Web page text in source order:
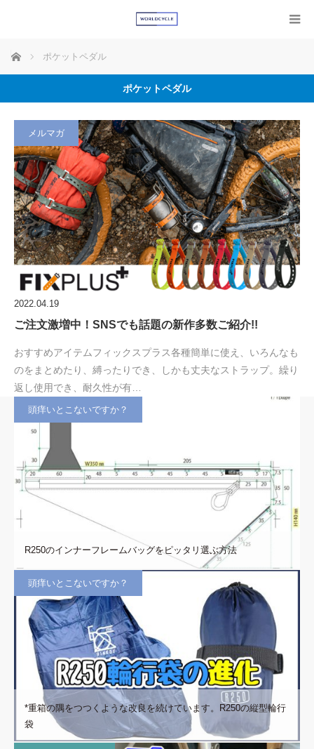
ホーム ポケットペダル
ポケットペダル
メルマガ
2022.04.19
ご注文激増中！SNSでも話題の新作多数ご紹介!!
おすすめアイテムフィックスプラス各種簡単に使え、いろんなも
のをまとめたり、縛ったりでき、しかも丈夫なストラップ。繰り
返し使用でき、耐久性が有…
頭痒いとこないですか？
R250のインナーフレームバッグをピッタリ選ぶ方法
頭痒いとこないですか？
*重箱の隅をつつくような改良を続けています。R250の縦型輪行
袋